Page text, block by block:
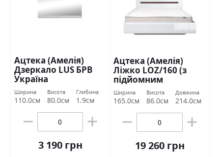
Ацтека (Амелія)
Дзеркало LUS БРВ
Україна
Ширина
110.0см
Висота
80.0см
Глибина
1.9см
3 190 грн
Ацтека (Амелія)
Ліжко LOZ/160 (з
підйомним
механізмом) БРВ
Україна
Ширина
165.0см
Висота
86.0см
Довжина
214.0см
19 260 грн